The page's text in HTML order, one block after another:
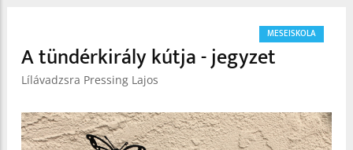
MESEISKOLA
A tündérkirály kútja - jegyzet
Lílávadzsra Pressing Lajos